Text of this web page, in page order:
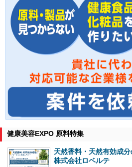
健康美容EXPO 原料特集
天然香料・天然有効成
株式会社ロベルテ